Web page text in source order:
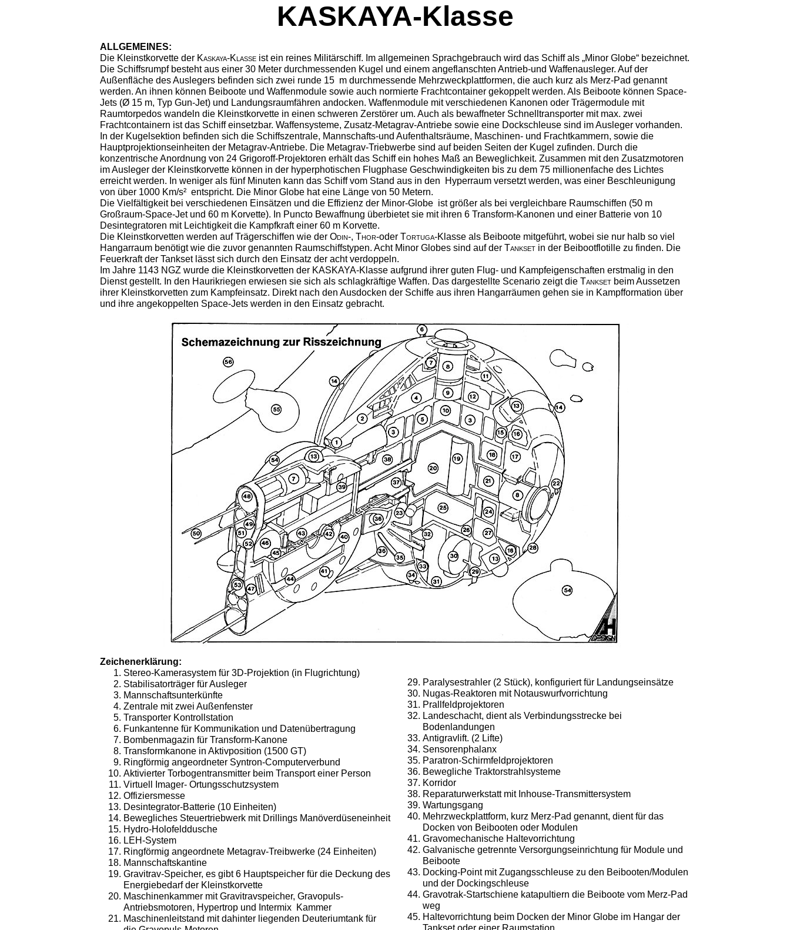
KASKAYA-Klasse
ALLGEMEINES:
Die Kleinstkorvette der Kaskaya-Klasse ist ein reines Militärschiff. Im allgemeinen Sprachgebrauch wird das Schiff als „Minor Globe“ bezeichnet.
Die Schiffsrumpf besteht aus einer 30 Meter durchmessenden Kugel und einem angeflanschten Antrieb-und Waffenausleger. Auf der
Außenfläche des Auslegers befinden sich zwei runde 15 m durch­messende Mehrzweckplattformen, die auch kurz als Merz-Pad genannt
werden. An ihnen können Beiboote und Waffenmodule sowie auch normierte Frachtcontainer gekoppelt werden. Als Beiboote können Space-
Jets (Ø 15 m, Typ Gun-Jet) und Landungsraumfähren andocken. Waffen­module mit verschiedenen Kanonen oder Trägermodule mit
Raumtorpedos wandeln die Kleinst­korvette in einen schweren Zerstörer um. Auch als bewaffneter Schnell­transporter mit max. zwei
Frachtcontainern ist das Schiff einsetzbar. Waffensysteme, Zusatz-Metagrav-Antriebe sowie eine Dockschleuse sind im Ausleger vorhanden.
In der Kugelsektion befinden sich die Schiffszentrale, Mannschafts-und Aufenthaltsräume, Maschinen- und Frachtkammern, sowie die
Hauptprojektionseinheiten der Metagrav-Antriebe. Die Metagrav-Triebwerbe sind auf beiden Seiten der Kugel zufinden. Durch die
konzentrische Anordnung von 24 Grigoroff-Projektoren erhält das Schiff ein hohes Maß an Beweglichkeit. Zusammen mit den Zusatzmotoren
im Ausleger der Kleinstkorvette können in der hyperphotischen Flugphase Geschwindigkeiten bis zu dem 75 millionenfache des Lichtes
erreicht werden. In weniger als fünf Minuten kann das Schiff vom Stand aus in den
Hyperraum versetzt werden, was einer Beschleunigung
von über 1000 Km/s² entspricht. Die Minor Globe hat eine Länge von 50 Metern.
Die Vielfältigkeit bei verschiedenen Einsätzen und die Effizienz der Minor-Globe ist größer als bei vergleichbare Raumschiffen (50 m
Großraum-Space-Jet und 60 m Korvette). In Puncto Bewaffnung überbietet sie mit ihren 6 Transform-Kanonen und einer Batterie von 10
Desintegratoren mit Leichtigkeit die Kampfkraft einer 60 m Korvette.
Die Kleinstkorvetten werden auf Trägerschiffen wie der Odin-, Thor-oder Tortuga-Klasse als Beiboote mitgeführt, wobei sie nur halb so viel
Hangarraum benötigt wie die zuvor genannten Raumschiffstypen. Acht Minor Globes sind auf der Tankset in der Beibootflotille zu finden. Die
Feuerkraft der Tankset lässt sich durch den Einsatz der acht verdoppeln.
Im Jahre 1143 NGZ wurde die Kleinstkorvetten der KASKAYA-Klasse aufgrund ihrer guten Flug- und Kampfeigenschaften erstmalig in den
Dienst gestellt. In den Haurikriegen erwiesen sie sich als schlagkräftige Waffen. Das dargestellte Scenario zeigt die Tankset beim Aussetzen
ihrer Kleinstkorvetten zum Kampfeinsatz. Direkt nach den Ausdocken der Schiffe aus ihren Hangarräumen gehen sie in Kampfformation über
und ihre angekoppelten Space-Jets werden in den Einsatz gebracht.
Zeichenerklärung:
Stereo-Kamerasystem für 3D-Projektion (in Flugrichtung)
Stabilisatorträger für Ausleger
Mannschaftsunterkünfte
Zentrale mit zwei Außenfenster
Transporter Kontrollstation
Funkantenne für Kommunikation und Datenübertragung
Bombenmagazin für Transform-Kanone
Transformkanone in Aktivposition (1500 GT)
Ringförmig angeordneter Syntron-Computerverbund
Aktivierter Torbogentransmitter beim Transport einer Person
Virtuell Imager- Ortungsschutzsystem
Offiziersmesse
Desintegrator-Batterie (10 Einheiten)
Bewegliches Steuertriebwerk mit Drillings Manöverdüseneinheit
Hydro-Holofelddusche
LEH-System
Ringförmig angeordnete Metagrav-Treibwerke (24 Einheiten)
Mannschaftskantine
Gravitrav-Speicher, es gibt 6 Hauptspeicher für die Deckung des
Energiebedarf der Kleinstkorvette
Maschinenkammer mit Gravitravspeicher, Gravopuls-
Antriebsmotoren, Hypertrop und Intermix Kammer
Maschinenleitstand mit dahinter liegenden Deuteriumtank für
Paralysestrahler (2 Stück), konfiguriert für Landungseinsätze
Nugas-Reaktoren mit Notauswurfvorrichtung
Prallfeldprojektoren
Landeschacht, dient als Verbindungsstrecke bei
Bodenlandungen
Antigravlift. (2 Lifte)
Sensorenphalanx
Paratron-Schirmfeldprojektoren
Bewegliche Traktorstrahlsysteme
Korridor
Reparaturwerkstatt mit Inhouse-Transmittersystem
Wartungsgang
Mehrzweckplattform, kurz Merz-Pad genannt, dient für das
Docken von Beibooten oder Modulen
Gravomechanische Haltevorrichtung
Galvanische getrennte Versorgungseinrichtung für Module und
Beiboote
Docking-Point mit Zugangsschleuse zu den Beibooten/Modulen
und der Dockingschleuse
Gravotrak-Startschiene katapultiern die Beiboote vom Merz-Pad
weg
Haltevorrichtung beim Docken der Minor Globe im Hangar der
Tankset oder einer Raumstation